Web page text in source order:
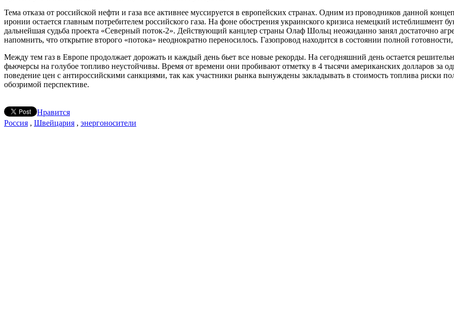
Тема отказа от российской нефти и газа все активнее муссируется в европейских странах. Одним из проводников данной
иронии остается главным потребителем российского газа. На фоне обострения украинского кризиса немецкий истеблишмент
дальнейшая судьба проекта «Северный поток-2». Действующий канцлер страны Олаф Шольц неожиданно занял достаточно
напомнить, что открытие второго «потока» неоднократно переносилось. Газопровод находится в состоянии полной
Между тем газ в Европе продолжает дорожать и каждый день бьет все новые рекорды. На сегодняшний день остается
фьючерсы на голубое топливо неустойчивы. Время от времени они пробивают отметку в 4 тысячи американских долларов за
поведение цен с антироссийскими санкциями, так как участники рынка вынуждены закладывать в стоимость топлива риски
обозримой перспективе.
Нравится
Россия , Швейцария , энергоносители